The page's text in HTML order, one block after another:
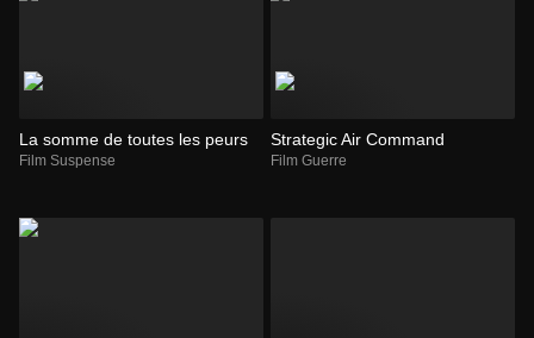
La somme de toutes les peurs
Film Suspense
Strategic Air Command
Film Guerre